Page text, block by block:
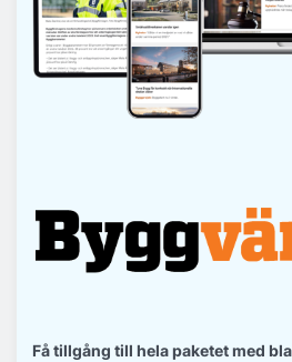
Få tillgång till hela paketet med